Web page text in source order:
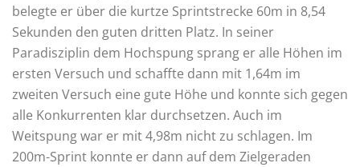
belegte er über die kurtze Sprintstrecke 60m in 8,54
Sekunden den guten dritten Platz. In seiner
Paradisziplin dem Hochspung sprang er alle Höhen im
ersten Versuch und schaffte dann mit 1,64m im
zweiten Versuch eine gute Höhe und konnte sich gegen
alle Konkurrenten klar durchsetzen. Auch im
Weitspung war er mit 4,98m nicht zu schlagen. Im
200m-Sprint konnte er dann auf dem Zielgeraden